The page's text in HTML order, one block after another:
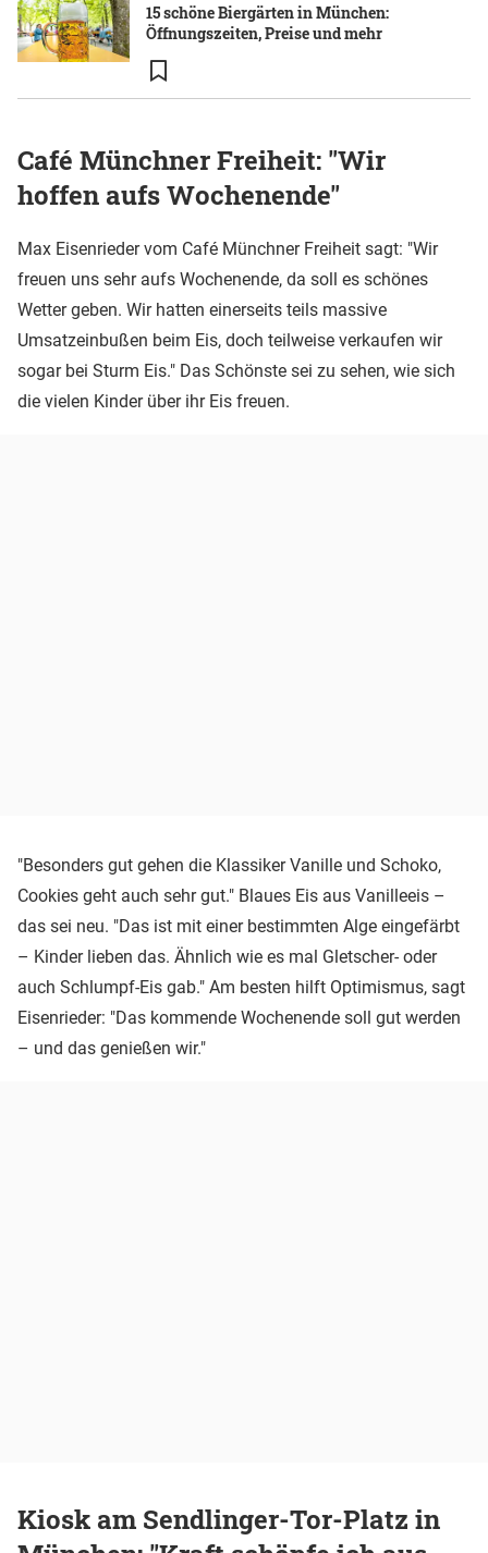
15 schöne Biergärten in München:
Öffnungszeiten, Preise und mehr
Café Münchner Freiheit: "Wir
hoffen aufs Wochenende"
Max Eisenrieder vom Café Münchner Freiheit sagt: "Wir
freuen uns sehr aufs Wochenende, da soll es schönes
Wetter geben. Wir hatten einerseits teils massive
Umsatzeinbußen beim Eis, doch teilweise verkaufen wir
sogar bei Sturm Eis." Das Schönste sei zu sehen, wie sich
die vielen Kinder über ihr Eis freuen.
"Besonders gut gehen die Klassiker Vanille und Schoko,
Cookies geht auch sehr gut." Blaues Eis aus Vanilleeis –
das sei neu. "Das ist mit einer bestimmten Alge eingefärbt
– Kinder lieben das. Ähnlich wie es mal Gletscher- oder
auch Schlumpf-Eis gab." Am besten hilft Optimismus, sagt
Eisenrieder: "Das kommende Wochenende soll gut werden
– und das genießen wir."
Kiosk am Sendlinger-Tor-Platz in